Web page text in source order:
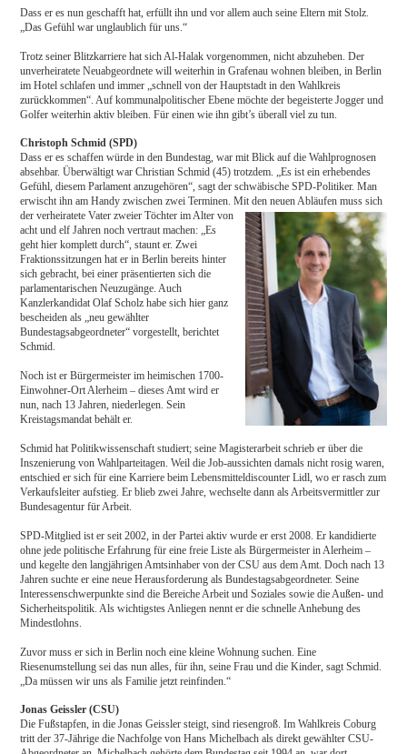
Dass er es nun geschafft hat, erfüllt ihn und vor allem auch seine Eltern mit Stolz.
„Das Gefühl war unglaublich für uns.“
Trotz seiner Blitzkarriere hat sich Al-Halak vorgenommen, nicht abzuheben. Der
unverheiratete Neuabgeordnete will weiterhin in Grafenau wohnen bleiben, in Berlin
im Hotel schlafen und immer „schnell von der Hauptstadt in den Wahlkreis
zurückkommen“. Auf kommunalpolitischer Ebene möchte der begeisterte Jogger und
Golfer weiterhin aktiv bleiben. Für einen wie ihn gibt’s überall viel zu tun.
Christoph Schmid (SPD)
Dass er es schaffen würde in den Bundestag, war mit Blick auf die Wahlprognosen
absehbar. Überwältigt war Christian Schmid (45) trotzdem. „Es ist ein erhebendes
Gefühl, diesem Parlament anzugehören“, sagt der schwäbische SPD-Politiker. Man
erwischt ihn am Handy zwischen zwei Terminen. Mit den neuen Abläufen muss sich
der verheiratete Vater zweier Töchter im Alter von
acht und elf Jahren noch vertraut machen: „Es
geht hier komplett durch“, staunt er. Zwei
Fraktionssitzungen hat er in Berlin bereits hinter
sich gebracht, bei einer präsentierten sich die
parlamentarischen Neuzugänge. Auch
Kanzlerkandidat Olaf Scholz habe sich hier ganz
bescheiden als „neu gewählter
Bundestagsabgeordneter“ vorgestellt, berichtet
Schmid.
Noch ist er Bürgermeister im heimischen 1700-
Einwohner-Ort Alerheim – dieses Amt wird er
nun, nach 13 Jahren, niederlegen. Sein
Kreistagsmandat behält er.
Schmid hat Politikwissenschaft studiert; seine Magisterarbeit schrieb er über die
Inszenierung von Wahlparteitagen. Weil die Job-aussichten damals nicht rosig waren,
entschied er sich für eine Karriere beim Lebensmitteldiscounter Lidl, wo er rasch zum
Verkaufsleiter aufstieg. Er blieb zwei Jahre, wechselte dann als Arbeitsvermittler zur
Bundesagentur für Arbeit.
SPD-Mitglied ist er seit 2002, in der Partei aktiv wurde er erst 2008. Er kandidierte
ohne jede politische Erfahrung für eine freie Liste als Bürgermeister in Alerheim –
und kegelte den langjährigen Amtsinhaber von der CSU aus dem Amt. Doch nach 13
Jahren suchte er eine neue Herausforderung als Bundestagsabgeordneter. Seine
Interessenschwerpunkte sind die Bereiche Arbeit und Soziales sowie die Außen- und
Sicherheitspolitik. Als wichtigstes Anliegen nennt er die schnelle Anhebung des
Mindestlohns.
Zuvor muss er sich in Berlin noch eine kleine Wohnung suchen. Eine
Riesenumstellung sei das nun alles, für ihn, seine Frau und die Kinder, sagt Schmid.
„Da müssen wir uns als Familie jetzt reinfinden.“
Jonas Geissler (CSU)
Die Fußstapfen, in die Jonas Geissler steigt, sind riesengroß. Im Wahlkreis Coburg
tritt der 37-Jährige die Nachfolge von Hans Michelbach als direkt gewählter CSU-